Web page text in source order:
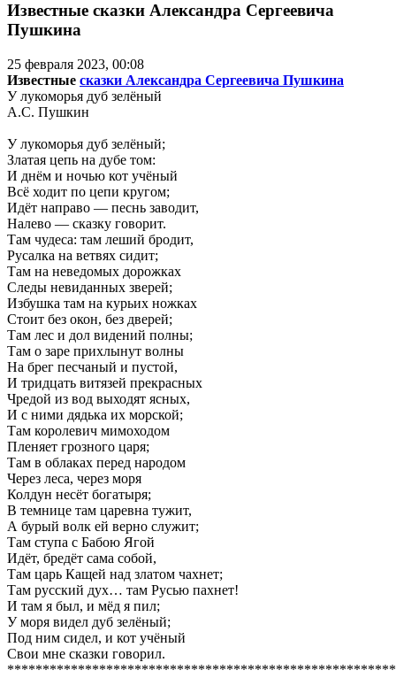
Известные сказки Александра Сергеевича
Пушкина
25 февраля 2023, 00:08
Известные сказки Александра Сергеевича Пушкина
У лукоморья дуб зелёный
А.С. Пушкин
У лукоморья дуб зелёный;
Златая цепь на дубе том:
И днём и ночью кот учёный
Всё ходит по цепи кругом;
Идёт направо — песнь заводит,
Налево — сказку говорит.
Там чудеса: там леший бродит,
Русалка на ветвях сидит;
Там на неведомых дорожках
Следы невиданных зверей;
Избушка там на курьих ножках
Стоит без окон, без дверей;
Там лес и дол видений полны;
Там о заре прихлынут волны
На брег песчаный и пустой,
И тридцать витязей прекрасных
Чредой из вод выходят ясных,
И с ними дядька их морской;
Там королевич мимоходом
Пленяет грозного царя;
Там в облаках перед народом
Через леса, через моря
Колдун несёт богатыря;
В темнице там царевна тужит,
А бурый волк ей верно служит;
Там ступа с Бабою Ягой
Идёт, бредёт сама собой,
Там царь Кащей над златом чахнет;
Там русский дух… там Русью пахнет!
И там я был, и мёд я пил;
У моря видел дуб зелёный;
Под ним сидел, и кот учёный
Свои мне сказки говорил.